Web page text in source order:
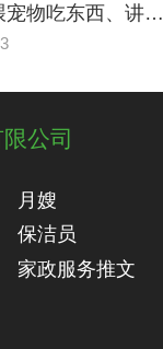
宠物吃东西、讲白
公司
月嫂
保洁员
家政服务推文